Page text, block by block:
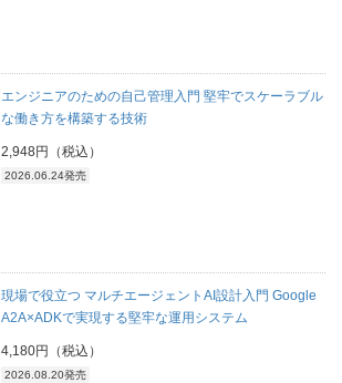
エンジニアのための自己管理入門 堅牢でスケーラブル
な働き方を構築する技術
2,948円（税込）
2026.06.24発売
現場で役立つ マルチエージェントAI設計入門 Google
A2A×ADKで実現する堅牢な運用システム
4,180円（税込）
2026.08.20発売